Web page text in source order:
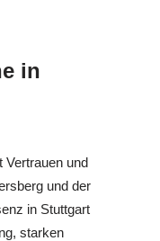
in
Vertrauen und
und der
in Stuttgart
starken